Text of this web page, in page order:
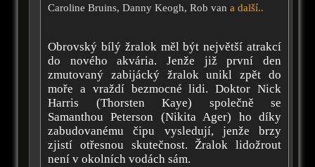
Caroline Bruins, Danny Keogh, Rob van a další..
Obrovský bílý žralok měl být největší atrakcí
do nového akvária. Jenže již první den
zmutovaný zabijácký žralok unikl zpět do
moře a vraždí bezmocné lidi. Doktor Nick
Harris (Thorsten Kaye) společně se
Samanthou Peterson (Nikita Ager) ho díky
zabudovanému čipu vysledují, jenže brzy
zjistí otřesnou skutečnost. Žralok lidožrout
není v okolních vodách sám.